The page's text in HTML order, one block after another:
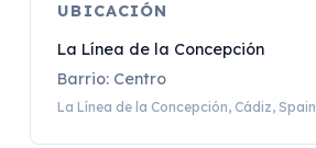
UBICACIÓN
La Línea de la Concepción
Barrio: Centro
La Línea de la Concepción, Cádiz, Spain